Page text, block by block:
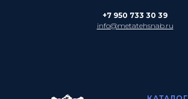
+7 950 733 30 39
info@metatehsnab.ru